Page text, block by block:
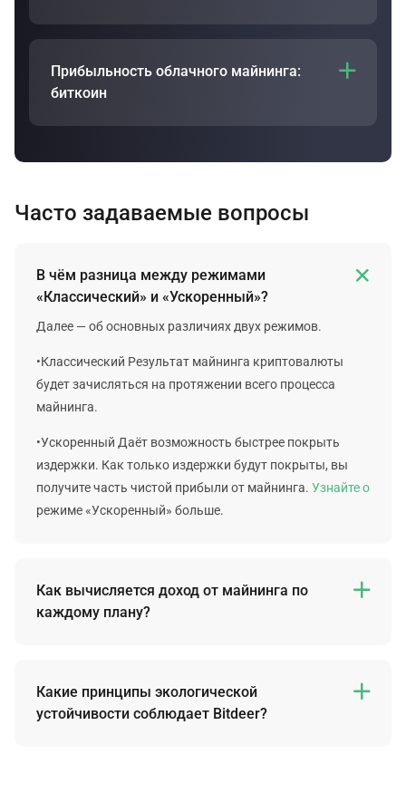
Прибыльность облачного майнинга:
биткоин

майнинга, чтобы определить прибыльность плана
Часто задаваемые вопросы
В чём разница между режимами
«Классический» и «Ускоренный»?

Далее — об основных различиях двух режимов.
•Классический Результат майнинга криптовалюты
будет зачисляться на протяжении всего процесса
майнинга.
•Ускоренный Даёт возможность быстрее покрыть
издержки. Как только издержки будут покрыты, вы
получите часть чистой прибыли от майнинга. Узнайте о
режиме «Ускоренный» больше.
Как вычисляется доход от майнинга по
каждому плану?

помощью статических расчётов можно подсчитать
вероятную прибыль.
Какие принципы экологической
устойчивости соблюдает Bitdeer?
